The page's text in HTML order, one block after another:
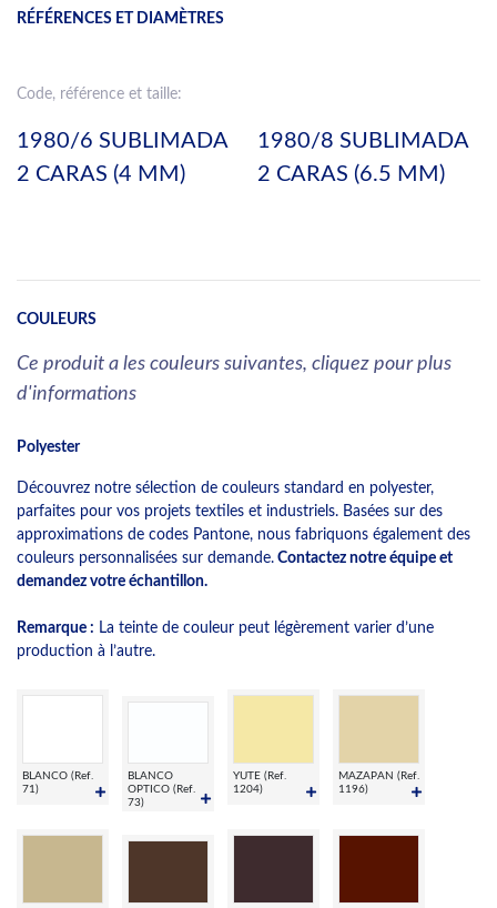
RÉFÉRENCES ET DIAMÈTRES
Code, référence et taille:
1980/6 SUBLIMADA
2 CARAS (4 MM)
1980/8 SUBLIMADA
2 CARAS (6.5 MM)
COULEURS
Ce produit a les couleurs suivantes, cliquez pour plus
d'informations
Polyester
Découvrez notre sélection de couleurs standard en polyester,
parfaites pour vos projets textiles et industriels. Basées sur des
approximations de codes Pantone, nous fabriquons également des
couleurs personnalisées sur demande. Contactez notre équipe et
demandez votre échantillon.
Remarque : La teinte de couleur peut légèrement varier d’une
production à l’autre.
BLANCO (Ref.
71)
BLANCO
OPTICO (Ref.
73)
YUTE (Ref.
1204)
MAZAPAN (Ref.
1196)